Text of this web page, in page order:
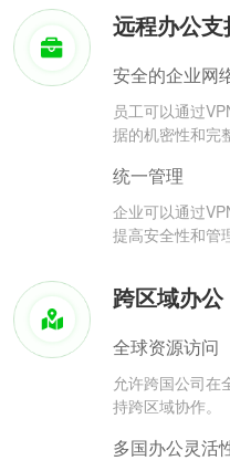
远程办公支
安全的企业网
员工可以通过
据的机密性和完
统一管理
企业可以通过
提高安全性和管
跨区域办公
全球资源访问
允许跨国公司在
持跨区域协作。
多国办公灵活